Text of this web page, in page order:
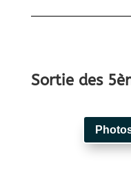
Sortie des